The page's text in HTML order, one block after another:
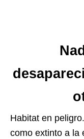
Habitat en
como extinto a la